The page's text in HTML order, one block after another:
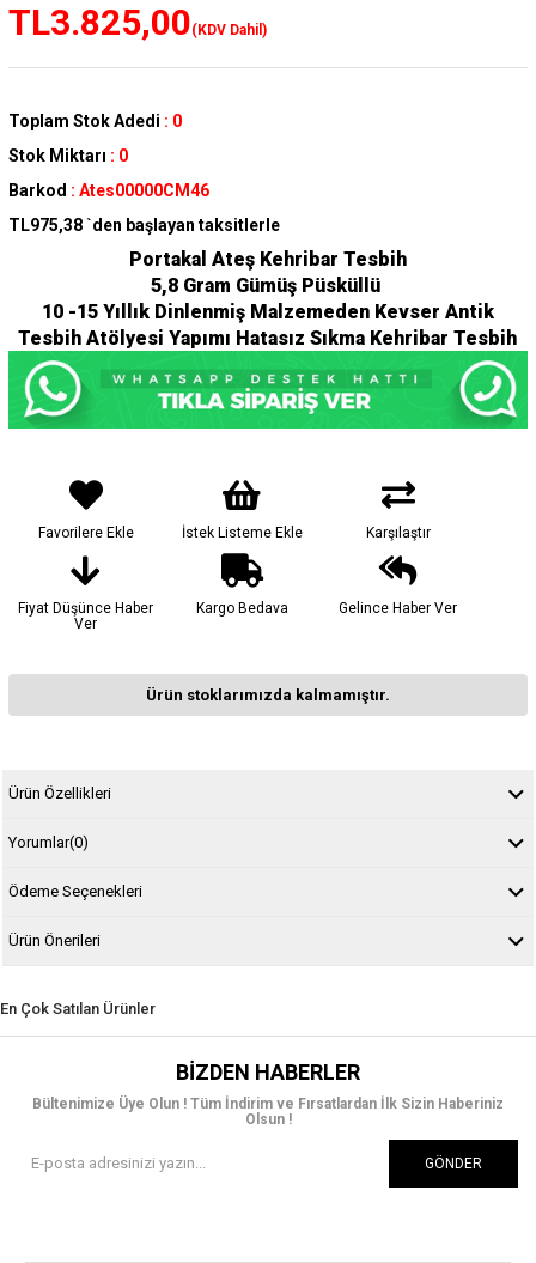
TL3.825,00(KDV Dahil)
Toplam Stok Adedi : 0
Stok Miktarı : 0
Barkod : Ates00000CM46
TL975,38 `den başlayan taksitlerle
Portakal Ateş Kehribar Tesbih
5,8 Gram Gümüş Püsküllü
10 -15 Yıllık Dinlenmiş Malzemeden Kevser Antik
Tesbih Atölyesi Yapımı Hatasız Sıkma Kehribar Tesbih
Favorilere Ekle İstek Listeme Ekle Karşılaştır
Fiyat Düşünce Haber
Ver
Kargo Bedava Gelince Haber Ver
Ürün stoklarımızda kalmamıştır.
Ürün Özellikleri
Yorumlar(0)
Ödeme Seçenekleri
Ürün Önerileri
En Çok Satılan Ürünler
BIZDEN HABERLER
Bültenimize Üye Olun ! Tüm İndirim ve Fırsatlardan İlk Sizin Haberiniz
Olsun !
GÖNDER